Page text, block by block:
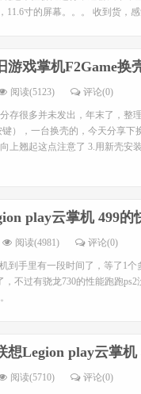
11.6寸的屏幕。。。 收到货，
游戏掌机F2Game换
阅读(5123) 评论(0)
存很多并未发出，年末了，整
），一台换壳的，今天分享
上翘起这点注意了 3.用新壳安
play云掌机 499
阅读(4981) 评论(0)
到手里有一段时间了，等了1
不过有骁龙730的性能跑跑
想Legion play云掌
阅读(5710) 评论(0)